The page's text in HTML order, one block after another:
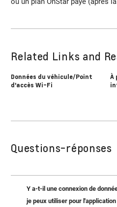
Related Links and
Données du véhicule/Point
d'accès Wi-Fi
À
Questions-réponses
Y a-t-il une connexion de
je peux utiliser pour